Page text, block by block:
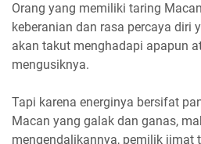
Orang yang memiliki taring
keberanian dan rasa percaya diri
akan takut menghadapi apapun
mengusiknya.
Tapi karena energinya bersifat
Macan yang galak dan ganas,
mengendalikannya, pemilik jimat